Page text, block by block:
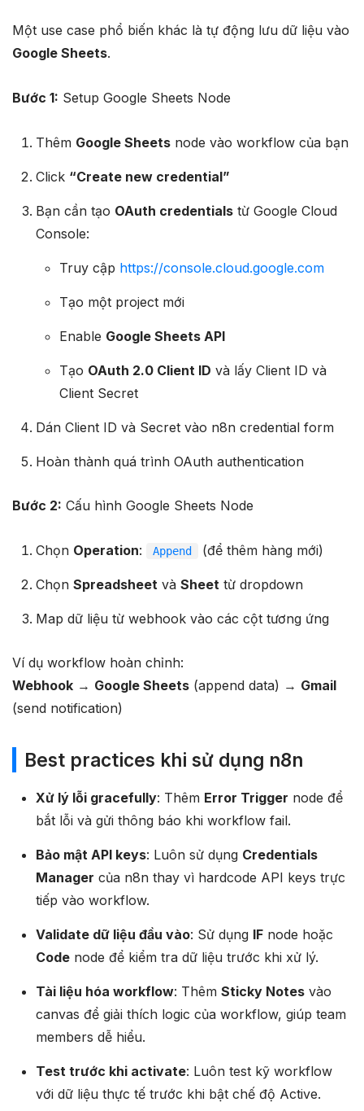
Một use case phổ biến khác là tự động lưu dữ liệu vào
Google Sheets.​
Bước 1: Setup Google Sheets Node
Thêm Google Sheetsnode vào workflow của bạn​
Click “Create new credential”
Bạn cần tạo OAuth credentialstừ Google Cloud
Console:​
Truy cập https://console.cloud.google.com
Tạo một project mới
Enable Google Sheets API
Tạo OAuth 2.0 Client ID và lấy Client ID và
Client Secret
Dán Client ID và Secret vào n8n credential form
Hoàn thành quá trình OAuth authentication
Bước 2: Cấu hình Google Sheets Node
Chọn Operation: Append (để thêm hàng mới)
Chọn Spreadsheetvà Sheettừ dropdown
Map dữ liệu từ webhook vào các cột tương ứng
Ví dụ workflow hoàn chỉnh:
Webhook → Google Sheets (append data) → Gmail
(send notification)
Best practices khi sử dụng n8n
Xử lý lỗi gracefully: Thêm Error Trigger node để
bắt lỗi và gửi thông báo khi workflow fail.​
Bảo mật API keys: Luôn sử dụng Credentials
Manager của n8n thay vì hardcode API keys trực
tiếp vào workflow.​
Validate dữ liệu đầu vào: Sử dụng IFnode hoặc
Codenode để kiểm tra dữ liệu trước khi xử lý.​
Tài liệu hóa workflow: Thêm Sticky Notesvào
canvas để giải thích logic của workflow, giúp team
members dễ hiểu.
Test trước khi activate: Luôn test kỹ workflow
với dữ liệu thực tế trước khi bật chế độ Active.​